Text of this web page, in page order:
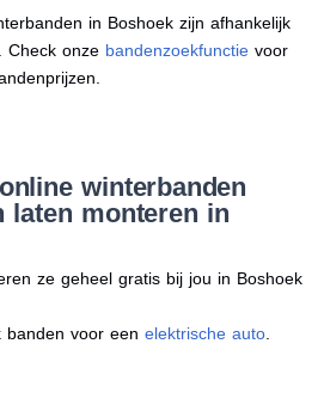
in Boshoek zijn afhankelijk
Check onze bandenzoekfunctievoor
winterbanden
laten monteren in
ze geheel gratis bij jou in Boshoek
banden voor een elektrische auto.